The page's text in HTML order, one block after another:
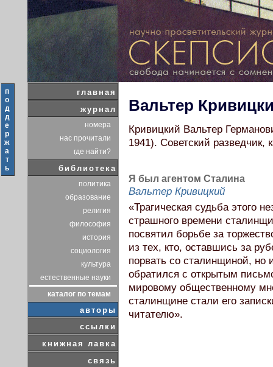
п
о
д
д
е
р
ж
а
т
ь
главная
журнал
номера
нас прочитали
где найти?
библиотека
политика
образование
религия
философия
история
социология
культура
естественные науки
каталог по темам
авторы
ссылки
книжная лавка
связь
Вальтер
Кривицкий Вальтер
1941). Советский разведчик,
Я был агентом Сталина
Вальтер Кривицкий
«Трагическая судьба этого
страшного времени
посвятил борьбе за
из тех, кто, оставшись за
порвать со сталинщиной, но
обратился с открытым
мировому общественному
сталинщине стали его
читателю».